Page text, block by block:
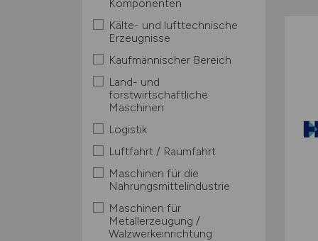
Komponenten
Kälte- und lufttechnische
Erzeugnisse
Kaufmännischer Bereich
Land- und
forstwirtschaftliche
Maschinen
Logistik
Luftfahrt / Raumfahrt
Maschinen für die
Nahrungsmittelindustrie
Maschinen für
Metallerzeugung /
Walzwerkeinrichtung